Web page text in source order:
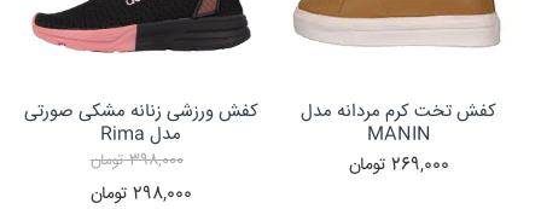
کفش تخت کرم مردانه مدل
MANIN
269,000 تومان
کفش ورزشی زنانه مشکی صورتی
مدل Rima
398,000 تومان
298,000 تومان